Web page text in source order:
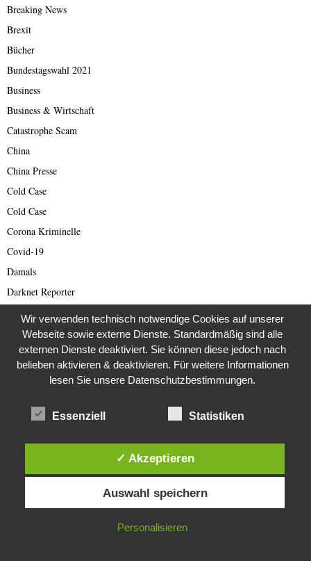
Breaking News
Brexit
Bücher
Bundestagswahl 2021
Business
Business & Wirtschaft
Catastrophe Scam
China
China Presse
Cold Case
Cold Case
Corona Kriminelle
Covid-19
Damals
Darknet Reporter
Dating Scam
DDR
Der Darknetreporter
Deutsche Politik
Diabetes
Editor's Picks
Diese Website verwendet Cookies. Durch die weitere Nutzung dieser
Website stimmst du der Verwendung von Cookies zu.
IN ORDNUNG
Wir verwenden technisch notwendige Cookies auf unserer
Webseite sowie externe Dienste. Standardmäßig sind alle
externen Dienste deaktiviert. Sie können diese jedoch nach
belieben aktivieren & deaktivieren. Für weitere Informationen
lesen Sie unsere Datenschutzbestimmungen.
Essenziell Statistiken
✓ Akzeptieren
Auswahl speichern
Personalisieren